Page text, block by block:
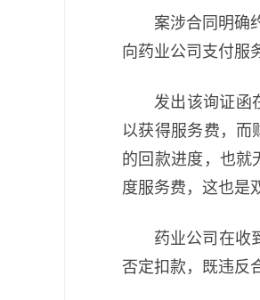
案涉合同明确
向药业公司支付服
发出该询证函
以获得服务费，而
的回款进度，也就
度服务费，这也是
药业公司在收
否定扣款，既违反